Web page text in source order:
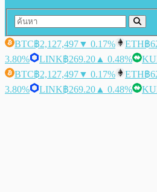
BTC฿2,127,497▼ 0.17% ETH฿
3.80%
LINK฿269.20 ▲ 0.48%
BTC฿2,127,497▼ 0.17% ETH฿
3.80%
LINK฿269.20 ▲ 0.48%